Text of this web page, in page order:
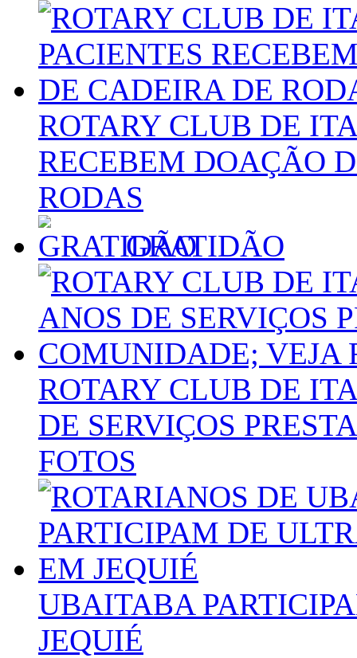
ROTARY CLUB DE
RECEBEM DOAÇÃO
RODAS
GRATIDÃO
ROTARY CLUB DE
DE SERVIÇOS
FOTOS
UBAITABA
JEQUIÉ